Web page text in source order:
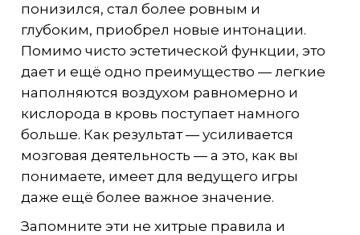
понизился, стал более ровным и
глубоким, приобрел новые интонации.
Помимо чисто эстетической функции, это
дает и ещё одно преимущество — легкие
наполняются воздухом равномерно и
кислорода в кровь поступает намного
больше. Как результат — усиливается
мозговая деятельность — а это, как вы
понимаете, имеет для ведущего игры
даже ещё более важное значение.
Запомните эти не хитрые правила и